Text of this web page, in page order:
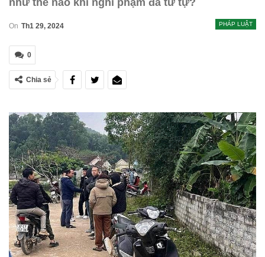
như thế nào khi nghi phạm đã tử tự?
PHÁP LUẬT
On Th1 29, 2024
0
Chia sẻ